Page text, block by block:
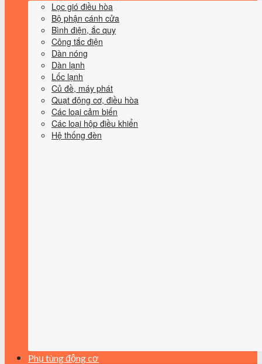
Lọc gió điều hòa
Bộ phận cánh cửa
Bình điện, ắc quy
Công tắc điện
Dàn nóng
Dàn lạnh
Lốc lạnh
Củ đề, máy phát
Quạt động cơ, điều hòa
Các loại cảm biến
Các loại hộp điều khiển
Hệ thống đèn
Phụ tùng động cơ